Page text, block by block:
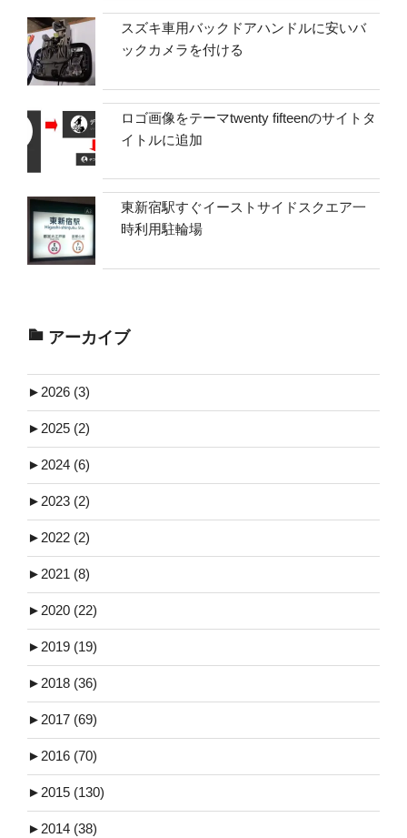
スズキ車用バックドアハンドルに安いバ
ックカメラを付ける
ロゴ画像をテーマtwenty fifteenのサイトタ
イトルに追加
東新宿駅すぐイーストサイドスクエア一
時利用駐輪場
アーカイブ
►2026 (3)
►2025 (2)
►2024 (6)
►2023 (2)
►2022 (2)
►2021 (8)
►2020 (22)
►2019 (19)
►2018 (36)
►2017 (69)
►2016 (70)
►2015 (130)
►2014 (38)